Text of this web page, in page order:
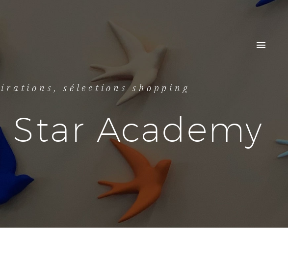
sélections shopping
Academy